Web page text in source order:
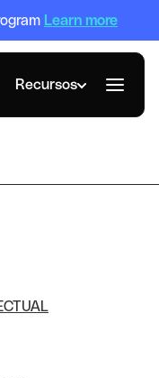
Recursos
Learn more